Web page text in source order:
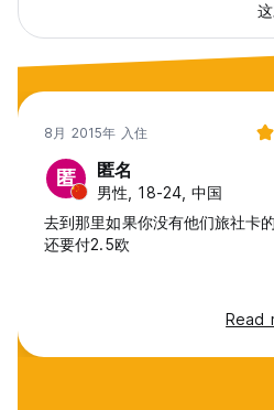
8月 2015年 入住
匿 匿名
男性, 18-24, 中国
去到那里如果你没有他们旅社卡
还要付2.5欧
Read